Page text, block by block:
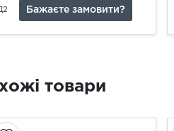
Бажаєте замовити?
товари